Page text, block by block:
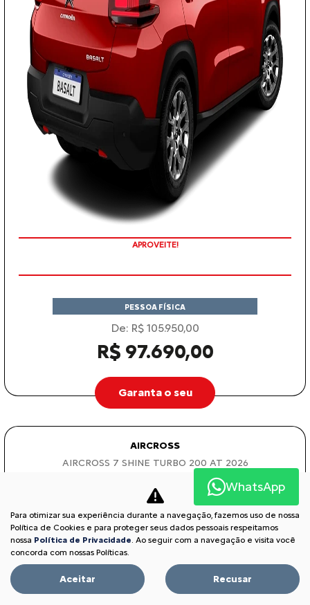
TAXA ZERO
PESSOA FÍSICA
De: R$ 105.950,00
R$ 97.690,00
Garanta o seu
AIRCROSS
AIRCROSS 7 SHINE TURBO 200 AT 2026
WhatsApp
Para otimizar sua experiência durante a navegação, fazemos uso de nossa
Política de Cookies e para proteger seus dados pessoais respeitamos
nossa Política de Privacidade. Ao seguir com a navegação e visita você
concorda com nossas Políticas.
Aceitar Recusar